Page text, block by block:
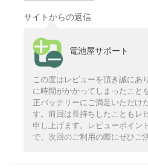
サイトからの返信
電池屋サポート
この度はレビューを頂き誠にあ
に時間がかかってしまったこと
正バッテリーにご満足いただけ
す。前回は長持ちしたこともレ
申し上げます。レビューポイン
で、次回のご利用の際にぜひご